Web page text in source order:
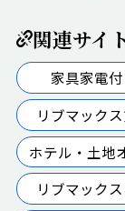
関連サイ
家具家電
リブマック
ホテル・土地
リブマック